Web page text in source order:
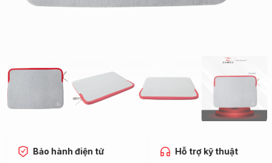
Bảo hành điện tử Hỗ trợ kỹ thuật